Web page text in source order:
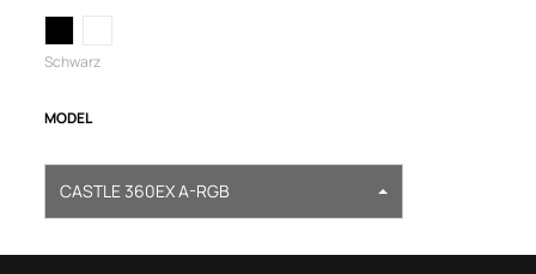
Schwarz
MODEL
CASTLE 360EX A-RGB